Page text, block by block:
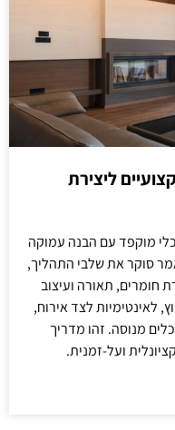
ליצירת
מוקפד עם הבנה עמוקה
סוקר את שלבי התהליך,
חומרים, תאורה ועיצוב
לאינטימיות לצד אירוח,
מנוסה. זהו מדריך
ועל-זמנית.